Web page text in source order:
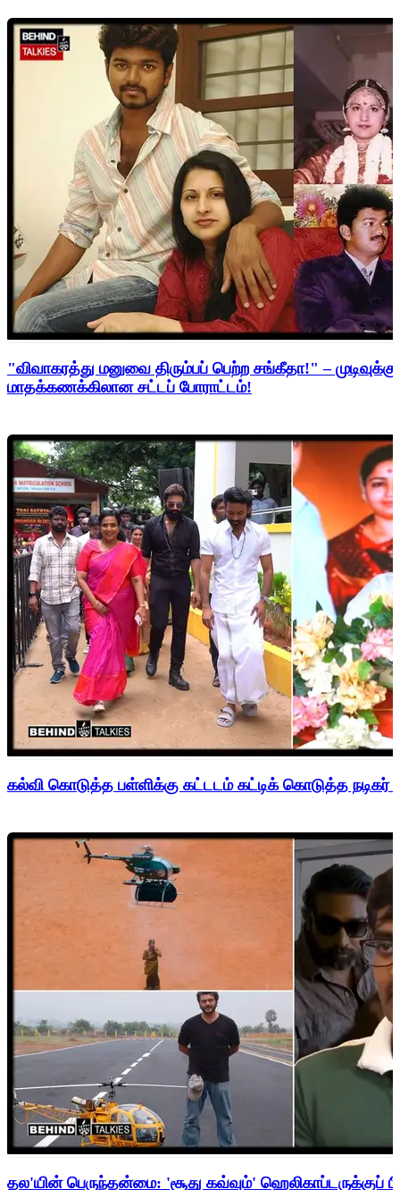
"விவாகரத்து மனுவை திரும்பப் பெற்ற சங்கீதா!" –
மாதக்கணக்கிலான சட்டப் போராட்டம்!
கல்வி கொடுத்த பள்ளிக்கு கட்டடம் கட்டிக் கொடுத்த நடிகர்
தல'யின் பெருந்தன்மை: 'சூது கவ்வும்' ஹெலிகாப்டருக்குப்